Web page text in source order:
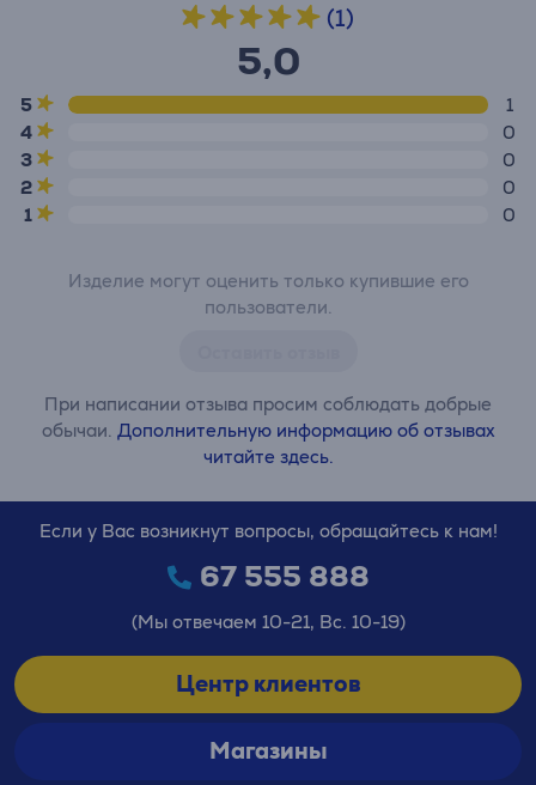
(1)
5,0
5
1
4
0
3
0
2
0
1
0
Изделие могут оценить только купившие его
пользователи.
При написании отзыва просим соблюдать добрые
обычаи. Дополнительную информацию об отзывах
читайте здесь.
Если у Вас возникнут вопросы, обращайтесь к нам!
67 555 888
(Мы отвечаем 10-21, Вс. 10-19)
Центр клиентов
Магазины